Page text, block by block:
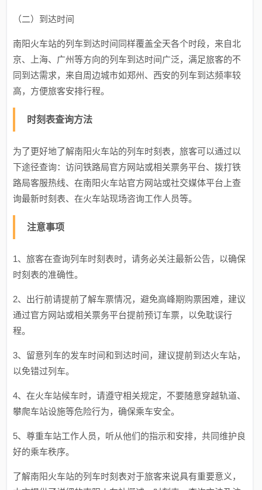
（二）到达时间
南阳火车站的列车到达时间同样覆盖全天各个时段，来自北
京、上海、广州等方向的列车到达时间广泛，满足旅客的不
同到达需求，来自周边城市如郑州、西安的列车到达频率较
高，方便旅客安排行程。
时刻表查询方法
为了更好地了解南阳火车站的列车时刻表，旅客可以通过以
下途径查询：访问铁路局官方网站或相关票务平台、拨打铁
路局客服热线、在南阳火车站官方网站或社交媒体平台上查
询最新时刻表、在火车站现场咨询工作人员等。
注意事项
1、旅客在查询列车时刻表时，请务必关注最新公告，以确保
时刻表的准确性。
2、出行前请提前了解车票情况，避免高峰期购票困难，建议
通过官方网站或相关票务平台提前预订车票，以免耽误行
程。
3、留意列车的发车时间和到达时间，建议提前到达火车站，
以免错过列车。
4、在火车站候车时，请遵守相关规定，不要随意穿越轨道、
攀爬车站设施等危险行为，确保乘车安全。
5、尊重车站工作人员，听从他们的指示和安排，共同维护良
好的乘车秩序。
了解南阳火车站的列车时刻表对于旅客来说具有重要意义，